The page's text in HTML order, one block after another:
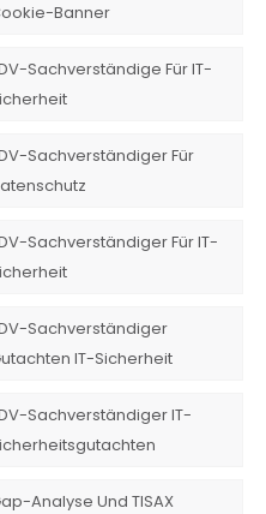
Banner
Sachverständige Für IT-
Sachverständiger Für
Sachverständiger Für IT-
Sachverständiger
IT-Sicherheit
Sachverständiger IT-
Analyse Und TISAX